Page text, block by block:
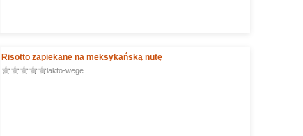
Risotto zapiekane na meksykańską nutę
lakto-wege